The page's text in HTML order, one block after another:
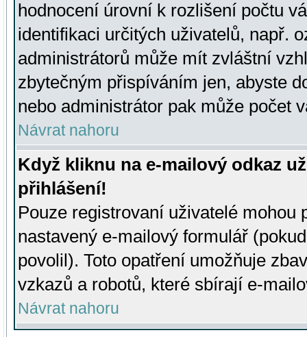
hodnocení úrovní k rozlišení počtu
identifikaci určitých uživatelů, např.
administrátorů může mít zvláštní
zbytečným přispíváním jen, abyste
nebo administrátor pak může počet
Návrat nahoru
Když kliknu na e-mailový odkaz
přihlášení!
Pouze registrovaní uživatelé mohou
nastavený e-mailový formulář
povolil). Toto opatření umožňuje
vzkazů a robotů, které sbírají e-
Návrat nahoru